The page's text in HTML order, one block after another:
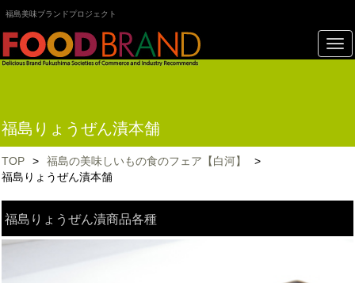
福島美味ブランドプロジェクト
福島りょうぜん漬本舗
TOP > 福島の美味しいもの食のフェア【白河】
>
福島りょうぜん漬本舗
福島りょうぜん漬商品各種